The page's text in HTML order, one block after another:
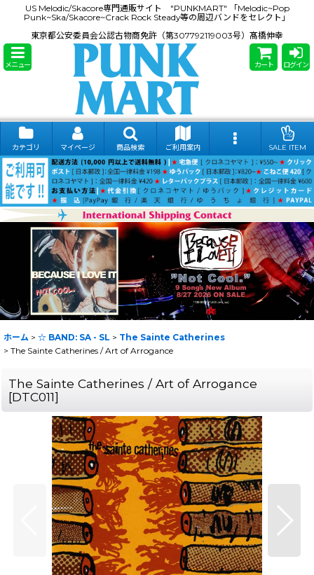
US Melodic/Skacore専門通販サイト "PUNKMART" 「Melodic~Pop
Punk~Ska/Skacore~Crack Rock Steady等の周辺バンドをセレクト」
東京都公安委員会公認古物商免許（第307792119003号）髙橋伸幸
メニュー カート ログイン
カテゴリ マイページ 商品検索 ご利用案内 SALE ITEM
ホーム > ☆ BAND: SA - SL > The Sainte Catherines
> The Sainte Catherines / Art of Arrogance
The Sainte Catherines / Art of Arrogance
[DTC011]